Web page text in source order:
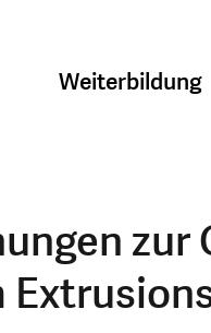
Weiterbildung
zur